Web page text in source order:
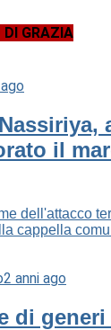
GRAZIA
il
dell'attacco
cappella
2 anni ago
di